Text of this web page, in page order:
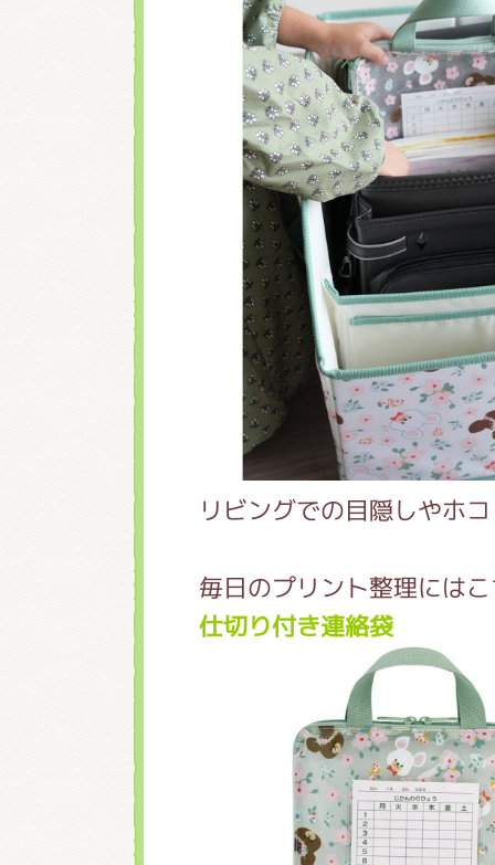
リビングでの目隠しやホ
毎日のプリント整理には
仕切り付き連絡袋